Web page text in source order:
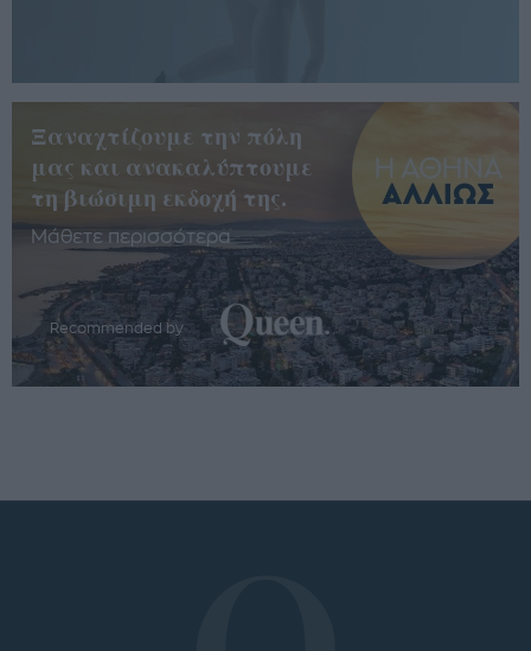
Ξαναχτίζουμε την πόλη
μας και ανακαλύπτουμε
τη βιώσιμη εκδοχή της.
Μάθετε περισσότερα
Recommended by